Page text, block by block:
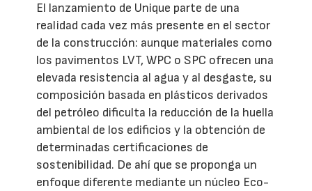
El lanzamiento de Unique parte de una
realidad cada vez más presente en el sector
de la construcción: aunque materiales como
los pavimentos LVT, WPC o SPC ofrecen una
elevada resistencia al agua y al desgaste, su
composición basada en plásticos derivados
del petróleo dificulta la reducción de la huella
ambiental de los edificios y la obtención de
determinadas certificaciones de
sostenibilidad. De ahí que se proponga un
enfoque diferente mediante un núcleo Eco-